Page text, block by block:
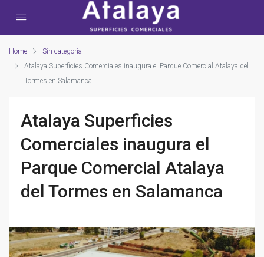
Home
Sin categoría
Atalaya Superficies Comerciales inaugura el Parque Comercial Atalaya del
Tormes en Salamanca
Atalaya Superficies
Comerciales inaugura el
Parque Comercial Atalaya
del Tormes en Salamanca